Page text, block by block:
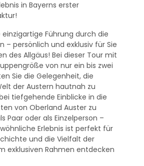
in Bayerns erster
einzigartige Führung durch die
– persönlich und exklusiv für Sie
des Allgäus! Bei dieser Tour mit
von nur ein bis zwei
Sie die Gelegenheit, die
der Austern hautnah zu
tiefgehende Einblicke in die
von Oberland Auster zu
Paar oder als Einzelperson –
Erlebnis ist perfekt für
und die Vielfalt der
exklusiven Rahmen entdecken